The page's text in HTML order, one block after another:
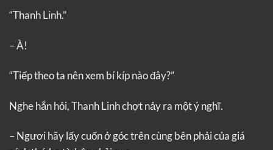
“Thanh Linh.”
– À!
“Tiếp theo ta nên xem bí kíp nào đây?”
Nghe hắn hỏi, Thanh Linh chợt nảy ra một ý nghĩ.
– Ngươi hãy lấy cuốn ở góc trên cùng bên phải của giá